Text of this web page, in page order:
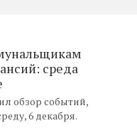
среда
обзор событий,
6 декабря.